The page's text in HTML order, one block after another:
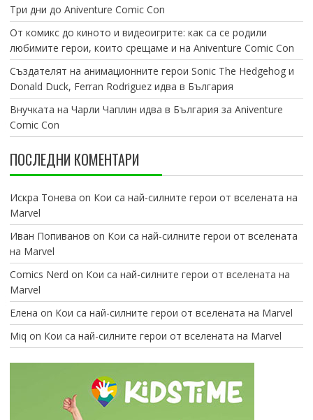
Три дни до Aniventure Comic Con
От комикс до киното и видеоигрите: как са се родили
любимите герои, които срещаме и на Aniventure Comic Con
Създателят на анимационните герои Sonic The Hedgehog и
Donald Duck, Ferran Rodriguez идва в България
Внучката на Чарли Чаплин идва в България за Aniventure
Comic Con
ПОСЛЕДНИ КОМЕНТАРИ
Искра Тонева on Кои са най-силните герои от вселената на
Marvel
Иван Попиванов on Кои са най-силните герои от вселената
на Marvel
Comics Nerd on Кои са най-силните герои от вселената на
Marvel
Елена on Кои са най-силните герои от вселената на Marvel
Miq on Кои са най-силните герои от вселената на Marvel